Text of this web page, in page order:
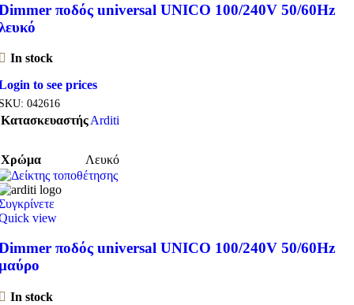
ποδός universal UNICO 100/240V 50/60Hz
In stock
to see prices
042616
ΚατασκευαστήςArditi
Χρώμα Λευκό
view
ποδός universal UNICO 100/240V 50/60Hz
In stock